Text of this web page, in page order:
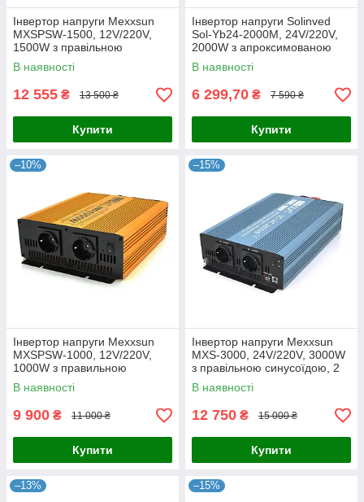
Інвертор напруги Mexxsun
MXSPSW-1500, 12V/220V,
1500W з правільною
синусоїдою, 2 Shuko, клемні
дроти, Q4
В наявності
12 555 ₴ 13 500 ₴
Купити
Інвертор напруги Solinved
Sol-Yb24-2000M, 24V/220V,
2000W з апроксимованою
синусоїдою, 2Shuko, USB,
клемні дроти, Q5
В наявності
6 299,70 ₴ 7 590 ₴
Купити
–10%
Інвертор напруги Mexxsun
MXSPSW-1000, 12V/220V,
1000W з правильною
синусоїдою, 2 Shuko, клемні
дроти, Q4
В наявності
9 900 ₴ 11 000 ₴
Купити
–15%
Інвертор напруги Mexxsun
MXS-3000, 24V/220V, 3000W
з правільною синусоїдою, 2
Shuko, клемні дроти, Q2
В наявності
12 750 ₴ 15 000 ₴
Купити
–13% –15%